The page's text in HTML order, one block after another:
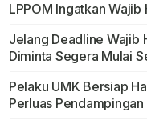
LPPOM Ingatkan
Jelang Deadline Wajib
Diminta Segera Mulai
Pelaku UMK Bersiap
Perluas